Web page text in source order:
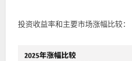
投资收益率和主要市场涨幅比较：